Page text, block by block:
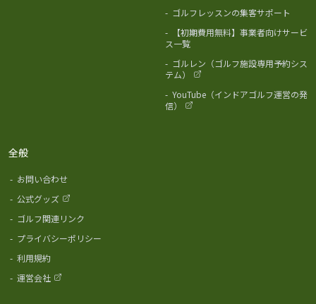
- ゴルフレッスンの集客サポート
-
【初期費用無料】事業者向けサービ
ス一覧
- ゴルレン（ゴルフ施設専用予約シス
テム）
- YouTube（インドアゴルフ運営の発
信）
全般
- お問い合わせ
- 公式グッズ
- ゴルフ関連リンク
- プライバシーポリシー
- 利用規約
- 運営会社